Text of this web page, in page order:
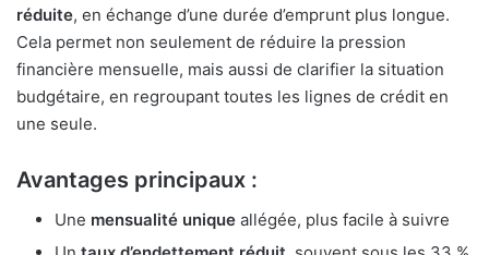
réduite, en échange d’une durée d’emprunt plus longue.
Cela permet non seulement de réduire la pression
financière mensuelle, mais aussi de clarifier la situation
budgétaire, en regroupant toutes les lignes de crédit en
une seule.
Avantages principaux :
Une mensualité unique allégée, plus facile à suivre